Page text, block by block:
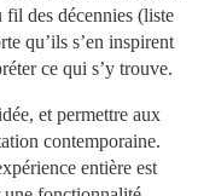
des décennies (liste
qu’ils s’en inspirent
ce qui s’y trouve.
et permettre aux
contemporaine.
entière est